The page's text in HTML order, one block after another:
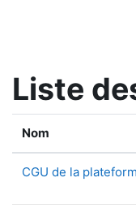
Liste
Nom
CGU de la